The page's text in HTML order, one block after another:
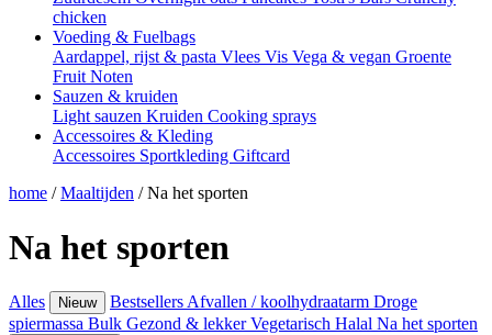
chicken
Voeding & Fuelbags
Aardappel, rijst & pasta Vlees Vis Vega & vegan Groente
Fruit Noten
Sauzen & kruiden
Light sauzen Kruiden Cooking sprays
Accessoires & Kleding
Accessoires Sportkleding Giftcard
home / Maaltijden / Na het sporten
Na het sporten
Alles Nieuw Bestsellers Afvallen / koolhydraatarm Droge
spiermassa Bulk Gezond & lekkerVegetarisch Halal Na het sporten